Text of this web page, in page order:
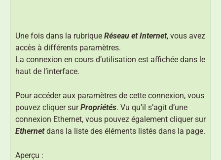
Une fois dans la rubrique Réseau et Internet, vous avez
accès à différents paramètres.
La connexion en cours d’utilisation est affichée dans le
haut de l’interface.
Pour accéder aux paramètres de cette connexion, vous
pouvez cliquer surPropriétés. Vu qu’il s’agit d’une
connexion Ethernet, vous pouvez également cliquer sur
Ethernet dans la liste des éléments listés dans la page.
Aperçu :